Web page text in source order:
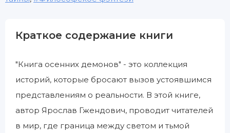
Краткое содержание книги
"Книга осенних демонов" - это коллекция
историй, которые бросают вызов устоявшимся
представлениям о реальности. В этой книге,
автор Ярослав Гжендович, проводит читателей
в мир, где граница между светом и тьмой